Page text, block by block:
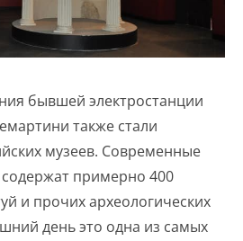
бывшей электростанции
также стали
музеев. Современные
примерно 400
и прочих археологических
день это одна из самых